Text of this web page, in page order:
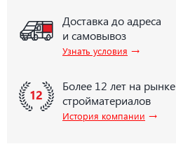
Доставка до адреса
и самовывоз
Узнать условия →
Более 12 лет на рынке
стройматериалов
История компании →